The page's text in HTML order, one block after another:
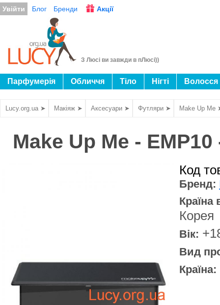
Увійти Блог Бренди Акції
З Люсі ви завжди в пЛюсі))
Парфумерія Обличчя Тіло Нігті Волосся
Lucy.org.ua ➤ Макіяж ➤ Аксесуари ➤ Футляри ➤ Make Up Me
Make Up Me -
Код
Бренд:
Корея
Вік:
Вид
Країна: